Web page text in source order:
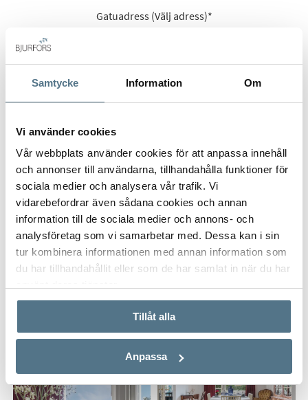
Samtycke Information Om
Vi använder cookies
Vår webbplats använder cookies för att anpassa innehåll
och annonser till användarna, tillhandahålla funktioner för
sociala medier och analysera vår trafik. Vi
vidarebefordrar även sådana cookies och annan
information till de sociala medier och annons- och
analysföretag som vi samarbetar med. Dessa kan i sin
tur kombinera informationen med annan information som
du har tillhandahållit eller som de har samlat in när du har
Tillåt alla
Anpassa
Gatuadress (Välj adress)*
Postnummer*
Ange ditt postnummer (5 siffror utan mellanslag)